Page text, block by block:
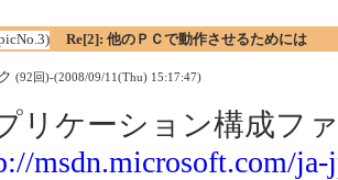
Re[2]: 他のＰＣで動作させるためには
(92回)-(2008/09/11(Thu) 15:17:47)
リケーション構成フ
msdn.microsoft.com/